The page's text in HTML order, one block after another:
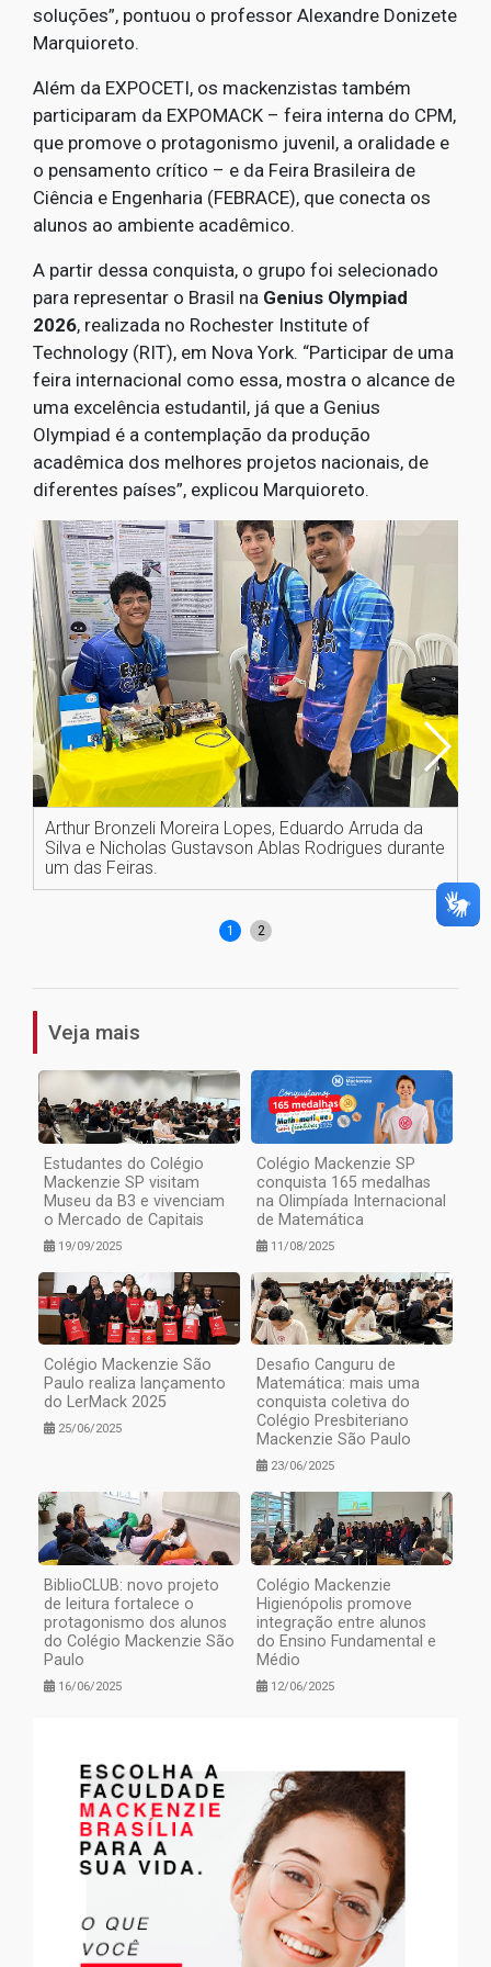
soluções”, pontuou o professor Alexandre Donizete
Marquioreto.
Além da EXPOCETI, os mackenzistas também
participaram da EXPOMACK – feira interna do CPM,
que promove o protagonismo juvenil, a oralidade e
o pensamento crítico – e da Feira Brasileira de
Ciência e Engenharia (FEBRACE), que conecta os
alunos ao ambiente acadêmico.
A partir dessa conquista, o grupo foi selecionado
para representar o Brasil na Genius Olympiad
2026, realizada no Rochester Institute of
Technology (RIT), em Nova York. “Participar de uma
feira internacional como essa, mostra o alcance de
uma excelência estudantil, já que a Genius
Olympiad é a contemplação da produção
acadêmica dos melhores projetos nacionais, de
diferentes países”, explicou Marquioreto.
Arthur Bronzeli Moreira Lopes, Eduardo Arruda da
Silva e Nicholas Gustavson Ablas Rodrigues durante
um das Feiras.
1 2
Veja mais
Estudantes do Colégio
Mackenzie SP visitam
Museu da B3 e vivenciam
o Mercado de Capitais
19/09/2025
Colégio Mackenzie SP
conquista 165 medalhas
na Olimpíada Internacional
de Matemática
11/08/2025
Colégio Mackenzie São
Paulo realiza lançamento
do LerMack 2025
25/06/2025
Desafio Canguru de
Matemática: mais uma
conquista coletiva do
Colégio Presbiteriano
Mackenzie São Paulo
23/06/2025
BiblioCLUB: novo projeto
de leitura fortalece o
protagonismo dos alunos
do Colégio Mackenzie São
Paulo
16/06/2025
Colégio Mackenzie
Higienópolis promove
integração entre alunos
do Ensino Fundamental e
Médio
12/06/2025